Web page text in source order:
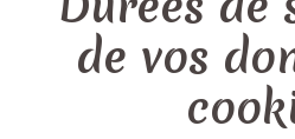
de vos